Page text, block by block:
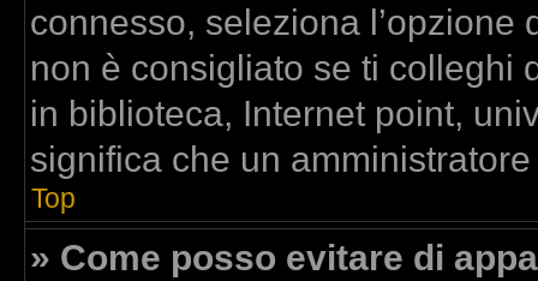
connesso, seleziona
non è consigliato se ti colleghi
in biblioteca, Internet point,
significa che un
Top
» Come posso evitare di